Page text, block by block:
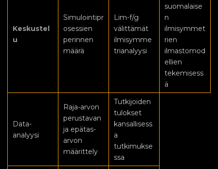
Keskustel
u
Simulointipr
osessien
perinnen
määrä
Lim-f/g
välittämät
ilmisymme
trianalyysi
suomalaise
n
ilmisymmet
rien
ilmastomod
ellien
tekemisess
ä
Data-
analyysi
Raja-arvon
perustavan
ja epätas-
arvon
määrittely
Tutkijoiden
tulokset
kansallisess
a
tutkimukse
ssa